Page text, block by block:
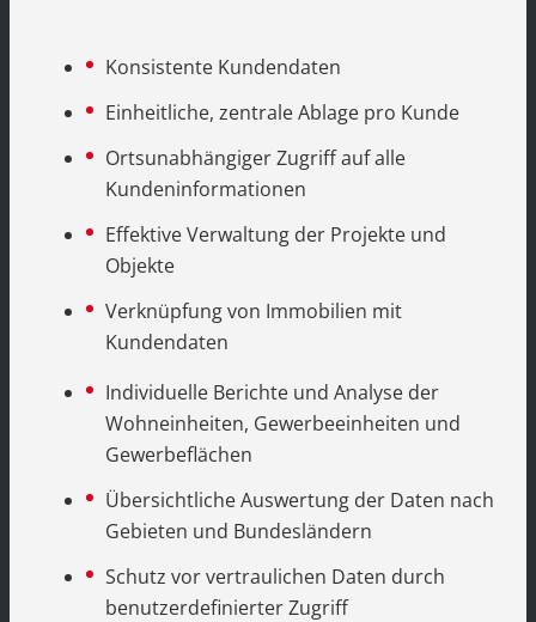
Konsistente Kundendaten
Einheitliche, zentrale Ablage pro Kunde
Ortsunabhängiger Zugriff auf alle
Kundeninformationen
Effektive Verwaltung der Projekte und
Objekte
Verknüpfung von Immobilien mit
Kundendaten
Individuelle Berichte und Analyse der
Wohneinheiten, Gewerbeeinheiten und
Gewerbeflächen
Übersichtliche Auswertung der Daten nach
Gebieten und Bundesländern
Schutz vor vertraulichen Daten durch
benutzerdefinierter Zugriff